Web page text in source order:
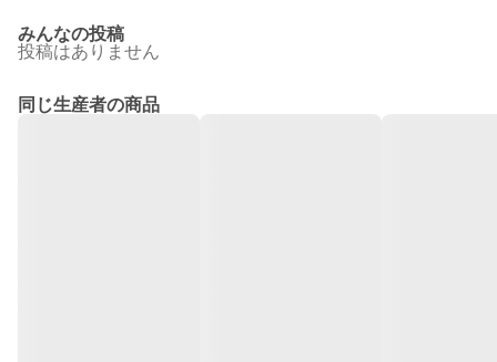
みんなの投稿
投稿はありません
同じ生産者の商品